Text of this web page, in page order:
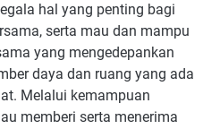
hal yang penting bagi
serta mau dan mampu
yang mengedepankan
daya dan ruang yang ada
Melalui kemampuan
memberi serta menerima